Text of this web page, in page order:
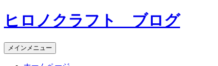
コ
ン
ン
ツ
ヒロノクラフト ブログ
メインメニュー